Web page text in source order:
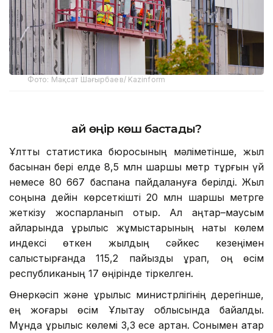
Фото: Мақсат Шағырбаев/ Kazinform
Қай өңір көш бастады?
Ұлттық статистика бюросының мәліметінше, жыл
басынан бері елде 8,5 млн шаршы метр тұрғын үй
немесе 80 667 баспана пайдалануға берілді. Жыл
соңына дейін көрсеткішті 20 млн шаршы метрге
жеткізу жоспарланып отыр. Ал қаңтар–маусым
айларында құрылыс жұмыстарының нақты көлем
индексі өткен жылдың сәйкес кезеңімен
салыстырғанда 115,2 пайызды құрап, оң өсім
республиканың 17 өңірінде тіркелген.
Өнеркәсіп және құрылыс министрлігінің дерегінше,
ең жоғары өсім Ұлытау облысында байқалды.
Мұнда құрылыс көлемі 3,3 есе артқан. Сонымен қатар